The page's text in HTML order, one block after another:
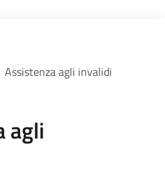
Assistenza agli invalidi
agli